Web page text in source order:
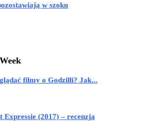
w szoku
filmy o Godzilli? Jak...
(2017) – recenzja